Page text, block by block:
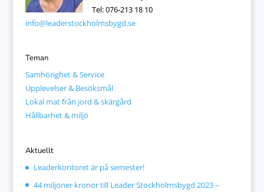
Tel: 076-213 18 10
info@leaderstockholmsbygd.se
Teman
Samhörighet & Service
Upplevelser & Besöksmål
Lokal mat från jord & skärgård
Hållbarhet & miljö
Aktuellt
Leaderkontoret är på semester!
44 miljoner kronor till Leader Stockholmsbygd 2023 –